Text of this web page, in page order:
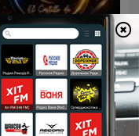
Documentales TV -
Historia y Ficción